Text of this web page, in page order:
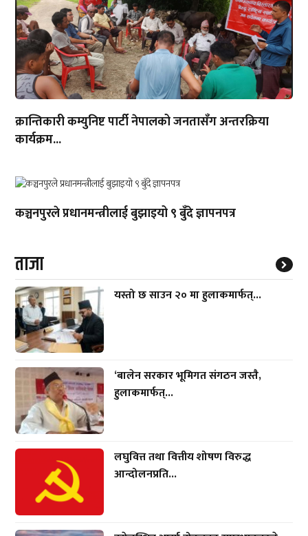
क्रान्तिकारी कम्युनिष्ट पार्टी नेपालको जनतासँग अन्तरक्रिया
कार्यक्रम...
कञ्चनपुरले प्रधानमन्त्रीलाई बुझाइयो ९ बुँदे ज्ञापनपत्र
ताजा
यस्तो छ साउन २० मा हुलाकमार्फत्...
‘बालेन सरकार भूमिगत संगठन जस्तै,
हुलाकमार्फत्...
लघुवित्त तथा वित्तीय शोषण विरुद्ध
आन्दोलनप्रति...